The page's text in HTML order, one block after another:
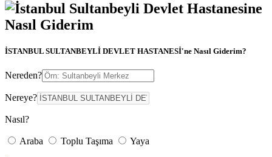
İSTANBUL SULTANBEYLİ DEVLET HASTANESİ'ne Nasıl Giderim?
Nereden?
Nereye?
Nasıl?
Araba Toplu Taşıma Yaya